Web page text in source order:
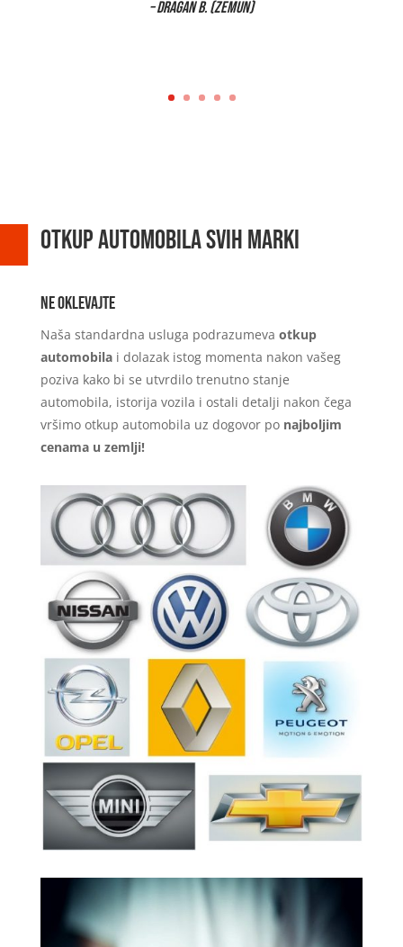
– Dragan B. (Zemun)
Otkup AUTOMOBILA svih marki
Ne oklevajte
Naša standardna usluga podrazumeva otkup
automobilai dolazak istog momenta nakon vašeg
poziva kako bi se utvrdilo trenutno stanje
automobila, istorija vozila i ostali detalji nakon čega
vršimo otkup automobila uz dogovor po najboljim
cenama u zemlji!